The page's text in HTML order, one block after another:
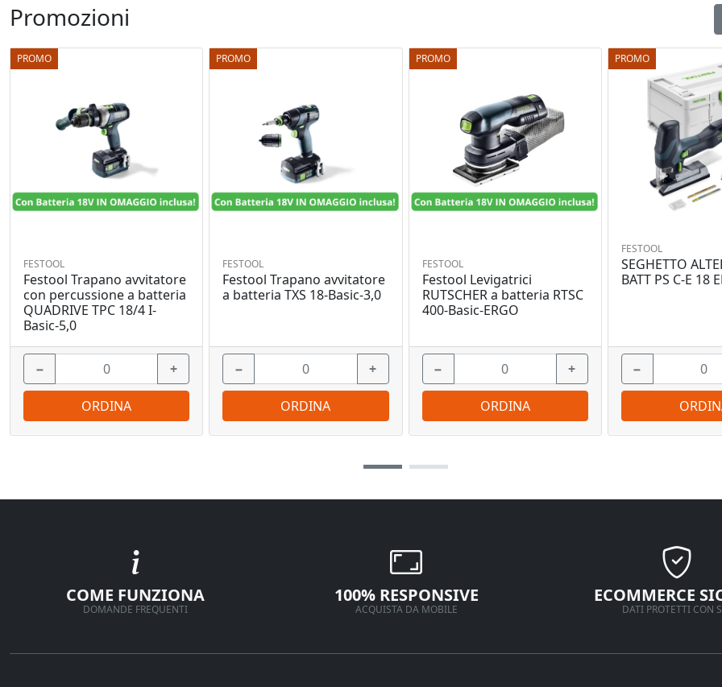
Promozioni
PROMO
FESTOOL
Festool Trapano avvitatore
con percussione a batteria
QUADRIVE TPC 18/4 I-
Basic-5,0
− +
ORDINA
PROMO
FESTOOL
Festool Trapano avvitatore
a batteria TXS 18-Basic-3,0
− +
ORDINA
PROMO
FESTOOL
Festool Levigatrici
RUTSCHER a batteria RTSC
400-Basic-ERGO
− +
ORDINA
PROMO
FESTOOL
SEGHETTO
BATT PS C-E 18
−
COME FUNZIONA
DOMANDE FREQUENTI
100% RESPONSIVE
ACQUISTA DA MOBILE
ECOMMERCE
DATI PROTETTI CON